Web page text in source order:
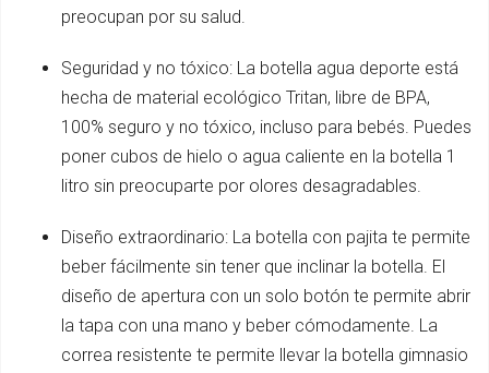
preocupan por su salud.
Seguridad y no tóxico: La botella agua deporte está
hecha de material ecológico Tritan, libre de BPA,
100% seguro y no tóxico, incluso para bebés. Puedes
poner cubos de hielo o agua caliente en la botella 1
litro sin preocuparte por olores desagradables.
Diseño extraordinario: La botella con pajita te permite
beber fácilmente sin tener que inclinar la botella. El
diseño de apertura con un solo botón te permite abrir
la tapa con una mano y beber cómodamente. La
correa resistente te permite llevar la botella gimnasio